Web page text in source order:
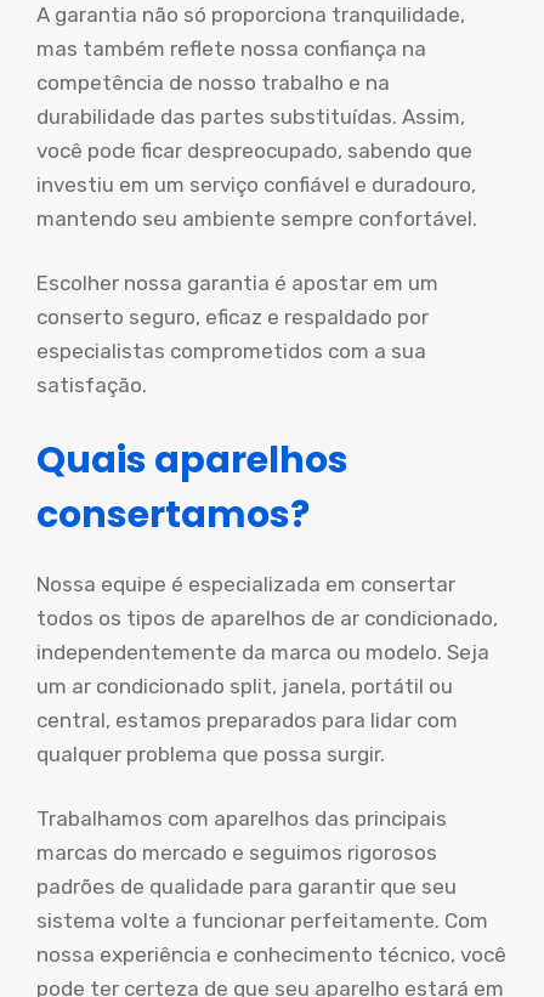
A garantia não só proporciona tranquilidade,
mas também reflete nossa confiança na
competência de nosso trabalho e na
durabilidade das partes substituídas. Assim,
você pode ficar despreocupado, sabendo que
investiu em um serviço confiável e duradouro,
mantendo seu ambiente sempre confortável.
Escolher nossa garantia é apostar em um
conserto seguro, eficaz e respaldado por
especialistas comprometidos com a sua
satisfação.
Quais aparelhos
consertamos?
Nossa equipe é especializada em consertar
todos os tipos de aparelhos de ar condicionado,
independentemente da marca ou modelo. Seja
um ar condicionado split, janela, portátil ou
central, estamos preparados para lidar com
qualquer problema que possa surgir.
Trabalhamos com aparelhos das principais
marcas do mercado e seguimos rigorosos
padrões de qualidade para garantir que seu
sistema volte a funcionar perfeitamente. Com
nossa experiência e conhecimento técnico, você
pode ter certeza de que seu aparelho estará em